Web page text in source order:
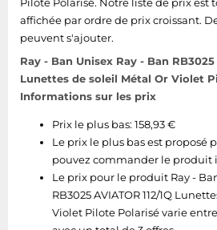
Télévision & vidéo
Électroménager
affichée par ordre de prix croissant.
peuvent s'ajouter.
Ray - Ban Unisex Ray - Ban RB3025
Lunettes de soleil Métal Or Violet
Informations sur les prix
Prix le plus bas: 158,93 €
Le prix le plus bas est proposé
pouvez commander le produit
Le prix pour le produit Ray -
RB3025 AVIATOR 112/1Q
Violet Pilote Polarisé varie